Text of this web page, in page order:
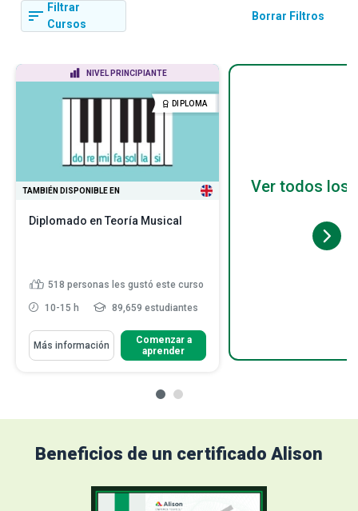
Filtrar
Cursos
Borrar Filtros
NIVEL PRINCIPIANTE
DIPLOMA
TAMBIÉN DISPONIBLE EN
Diplomado en Teoría Musical
518 personas les gustó este curso
10-15 h 89,659 estudiantes
Más información
Comenzar a
aprender
Ver todos los
Beneficios de un certificado Alison